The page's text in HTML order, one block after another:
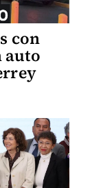
con
auto